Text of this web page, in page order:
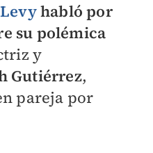
habló por
su polémica
y
Gutiérrez,
pareja por